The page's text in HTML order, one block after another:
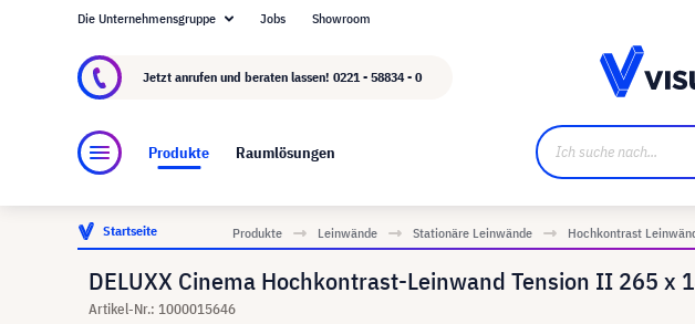
Über visunext.de
Die Unternehmensgruppe Jobs Showroom
Jetzt anrufen und beraten lassen! 0221 - 58834 - 0
Produkte Raumlösungen
Startseite Produkte Leinwände Stationäre Leinwände Hochkontrast
DELUXX Cinema Hochkontrast-Leinwand Tension II 265 x
Artikel-Nr.: 1000015646